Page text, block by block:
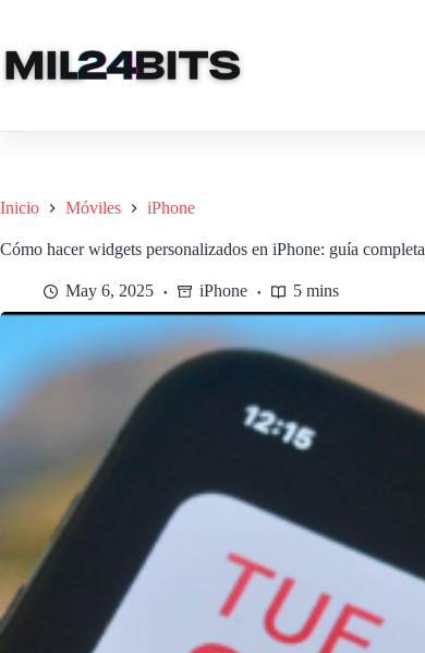
contenido
Inicio Móviles iPhone
Cómo hacer widgets personalizados en iPhone: guía completa
May 6, 2025 iPhone 5 mins